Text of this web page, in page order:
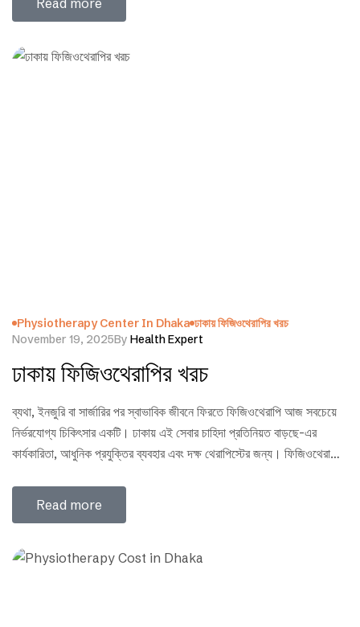
Physiotherapy Center In Dhaka ঢাকায় ফিজিওথেরাপির খরচ
November 19, 2025By Health Expert
ঢাকায় ফিজিওথেরাপির খরচ
ব্যথা, ইনজুরি বা সার্জারির পর স্বাভাবিক জীবনে ফিরতে ফিজিওথেরাপি আজ সবচেয়ে
নির্ভরযোগ্য চিকিৎসার একটি। ঢাকায় এই সেবার চাহিদা প্রতিনিয়ত বাড়ছে-এর
কার্যকারিতা, আধুনিক প্রযুক্তির ব্যবহার এবং দক্ষ থেরাপিস্টের জন্য। ফিজিওথেরাপি
Read more